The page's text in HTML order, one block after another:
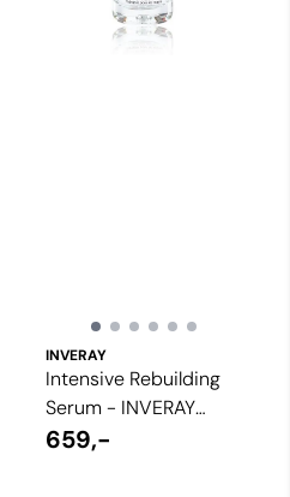
INVERAY
Intensive Rebuilding
Serum - INVERAY
(30ml)
659,-